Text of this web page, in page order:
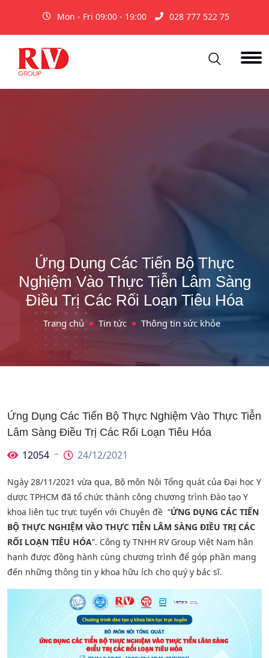
Mon - Fri 09:00 - 19:00 028 777 522 75
Ứng Dụng Các Tiến Bộ Thực
Nghiệm Vào Thực Tiễn Lâm Sàng
Điều Trị Các Rối Loạn Tiêu Hóa
Trang chủ Tin tức Thông tin sức khỏe
Ứng Dụng Các Tiến Bộ Thực Nghiệm Vào Thực Tiễn
Lâm Sàng Điều Trị Các Rối Loạn Tiêu Hóa
12054 24/12/2021
Ngày 28/11/2021 vừa qua, Bộ môn Nội Tổng quát của Đại học Y
dược TPHCM đã tổ chức thành công chương trình Đào tạo Y
khoa liên tục trực tuyến với Chuyên đề “ỨNG DỤNG CÁC TIẾN
BỘ THỰC NGHIỆM VÀO THỰC TIỄN LÂM SÀNG ĐIỀU TRỊ CÁC
RỐI LOẠN TIÊU HÓA”. Công ty TNHH RV Group Việt Nam hân
hạnh được đồng hành cùng chương trình để góp phần mang
đến những thông tin y khoa hữu ích cho quý y bác sĩ.